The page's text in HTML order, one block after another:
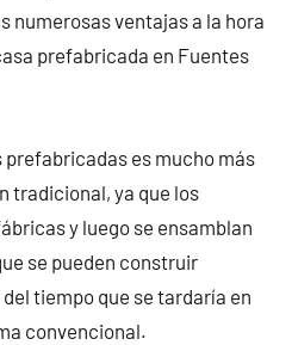
numerosas ventajas a la hora
prefabricada en Fuentes
es mucho más
tradicional, ya que los
y luego se ensamblan
se pueden construir
tiempo que se tardaría en
convencional.